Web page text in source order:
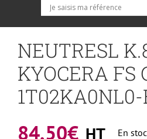
NEUTRESL
KYOCERA FS
84,50€ HT En